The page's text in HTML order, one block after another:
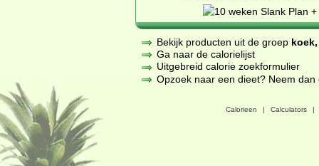
Bekijk producten uit de groep
Ga naar de calorielijst
Uitgebreid calorie zoekformulier
Opzoek naar een dieet? Neem
Calorieen | Calculators |